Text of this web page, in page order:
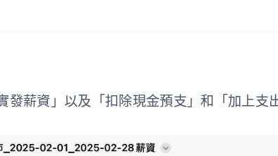
發薪資」以及「扣除現金預支」和「加上支